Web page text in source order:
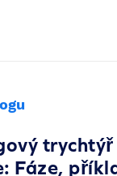
trychtýř
Fáze,